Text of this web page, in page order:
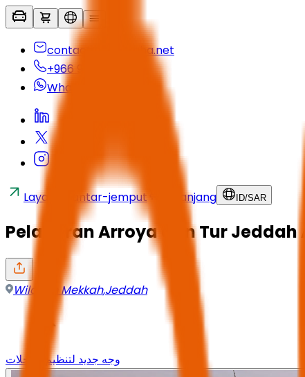
contactus@seyaha.net
+966 920 032 547
Whatsapp
Layanan antar-jemput Keranjang ID/SAR
Pelayaran Arroya dan Tur
Wilayah Mekkah,Jeddah
وجه جديد لتنظيم الرحلات